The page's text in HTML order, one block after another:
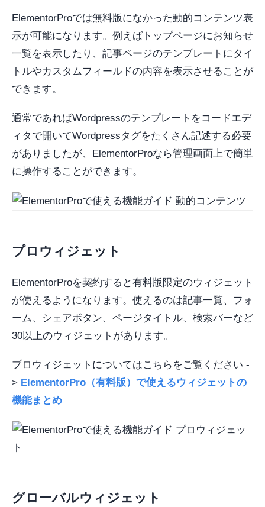
ElementorProでは無料版になかった動的コンテンツ表
示が可能になります。例えばトップページにお知らせ
一覧を表示したり、記事ページのテンプレートにタイ
トルやカスタムフィールドの内容を表示させることが
できます。
通常であればWordpressのテンプレートをコードエデ
ィタで開いてWordpressタグをたくさん記述する必要
がありましたが、ElementorProなら管理画面上で簡単
に操作することができます。
プロウィジェット
ElementorProを契約すると有料版限定のウィジェット
が使えるようになります。使えるのは記事一覧、フォ
ーム、シェアボタン、ページタイトル、検索バーなど
30以上のウィジェットがあります。
プロウィジェットについてはこちらをご覧ください -
> ElementorPro（有料版）で使えるウィジェットの
機能まとめ
グローバルウィジェット